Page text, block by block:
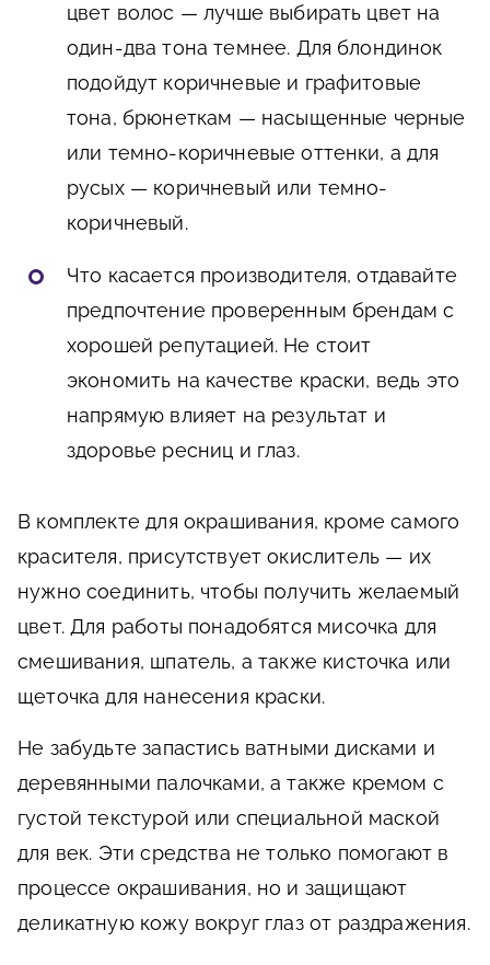
цвет волос — лучше выбирать цвет на
один-два тона темнее. Для блондинок
подойдут коричневые и графитовые
тона, брюнеткам — насыщенные черные
или темно-коричневые оттенки, а для
русых — коричневый или темно-
коричневый.
Что касается производителя, отдавайте
предпочтение проверенным брендам с
хорошей репутацией. Не стоит
экономить на качестве краски, ведь это
напрямую влияет на результат и
здоровье ресниц и глаз.
В комплекте для окрашивания, кроме самого
красителя, присутствует окислитель — их
нужно соединить, чтобы получить желаемый
цвет. Для работы понадобятся мисочка для
смешивания, шпатель, а также кисточка или
щеточка для нанесения краски.
Не забудьте запастись ватными дисками и
деревянными палочками, а также кремом с
густой текстурой или специальной маской
для век. Эти средства не только помогают в
процессе окрашивания, но и защищают
деликатную кожу вокруг глаз от раздражения.